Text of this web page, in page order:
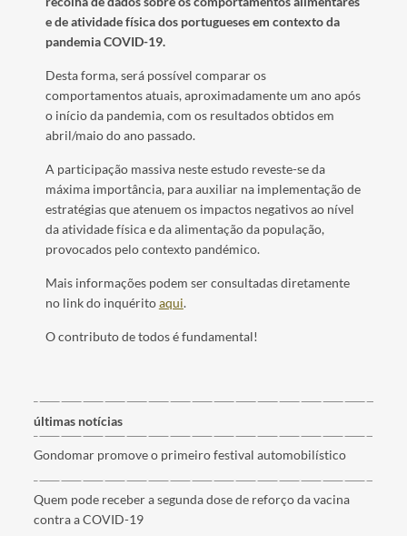
e de atividade física dos portugueses em contexto da
pandemia COVID-19.
Desta forma, será possível comparar os
comportamentos atuais, aproximadamente um ano após
o início da pandemia, com os resultados obtidos em
abril/maio do ano passado.
A participação massiva neste estudo reveste-se da
máxima importância, para auxiliar na implementação de
estratégias que atenuem os impactos negativos ao nível
da atividade física e da alimentação da população,
provocados pelo contexto pandémico.
Mais informações podem ser consultadas diretamente
no link do inquéritoaqui.
O contributo de todos é fundamental!
últimas notícias
Gondomar promove o primeiro festival automobilístico
Quem pode receber a segunda dose de reforço da vacina
contra a COVID-19